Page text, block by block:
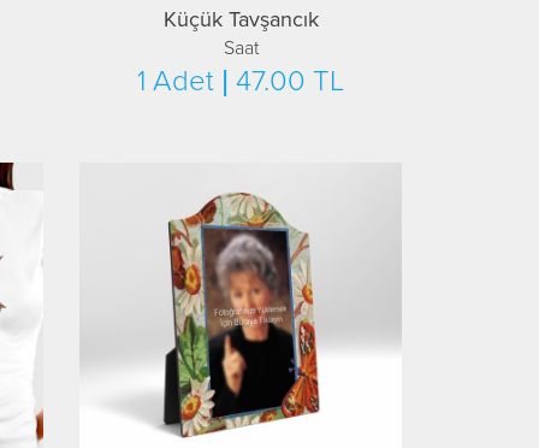
Küçük Tavşancık
Saat
1 Adet | 47.00 TL